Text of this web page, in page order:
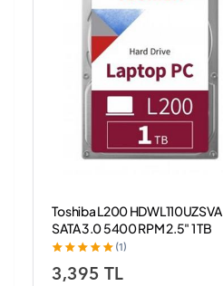
Toshiba L200 HDWL110UZSVA
SATA 3.0 5400 RPM 2.5" 1 TB
Harddisk
(1)
3,395 TL